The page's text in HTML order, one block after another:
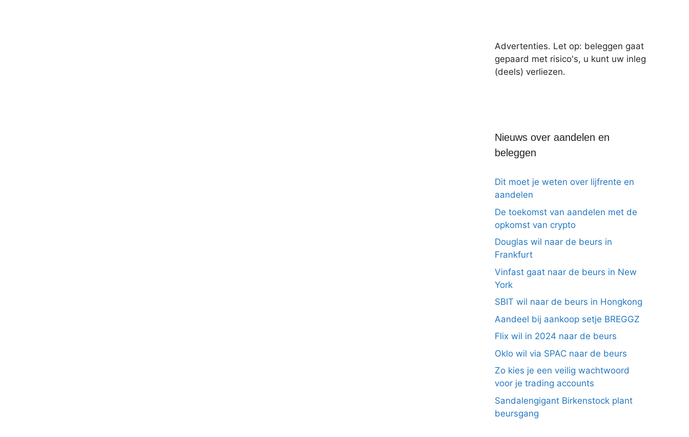
Advertenties. Let op: beleggen gaat
gepaard met risico's, u kunt uw inleg
(deels) verliezen.
Nieuws over aandelen en
beleggen
Dit moet je weten over lijfrente en
aandelen
De toekomst van aandelen met de
opkomst van crypto
Douglas wil naar de beurs in
Frankfurt
Vinfast gaat naar de beurs in New
York
SBIT wil naar de beurs in Hongkong
Aandeel bij aankoop setje BREGGZ
Flix wil in 2024 naar de beurs
Oklo wil via SPAC naar de beurs
Zo kies je een veilig wachtwoord
voor je trading accounts
Sandalengigant Birkenstock plant
beursgang